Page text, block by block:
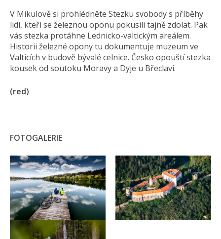
V Mikulově si prohlédněte Stezku svobody s příběhy
lidí, kteří se železnou oponu pokusili tajně zdolat. Pak
vás stezka protáhne Lednicko-valtickým areálem.
Historii železné opony tu dokumentuje muzeum ve
Valticích v budově bývalé celnice. Česko opouští stezka
kousek od soutoku Moravy a Dyje u Břeclavi.
(red)
FOTOGALERIE